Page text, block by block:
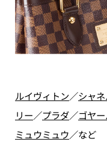
ルイヴィトン／シャ
リー／プラダ／ゴヤ
ミュウミュウ／など